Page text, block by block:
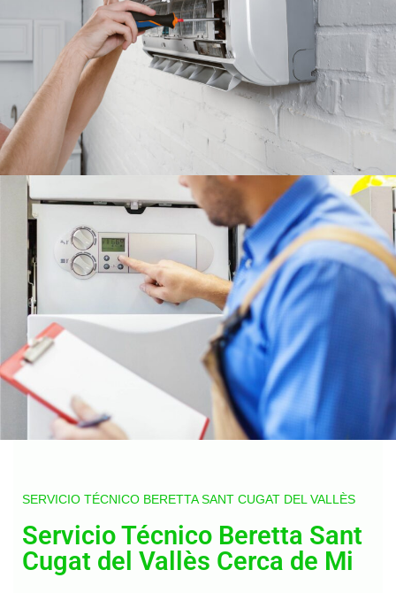
SERVICIO TÉCNICO BERETTA SANT CUGAT DEL VALLÈS
Servicio Técnico Beretta Sant
Cugat del Vallès Cerca de Mi